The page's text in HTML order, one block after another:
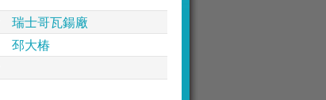
瑞士哥瓦鍚廠
邳大椿